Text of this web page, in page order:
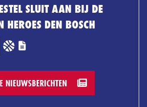
SLUIT AAN BIJ DE
HEROES DEN BOSCH
NIEUWSBERICHTEN